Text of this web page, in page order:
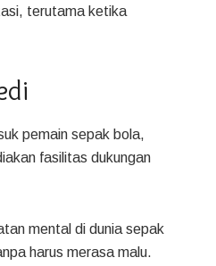
terutama ketika
pemain sepak bola,
fasilitas dukungan
mental di dunia sepak
harus merasa malu.